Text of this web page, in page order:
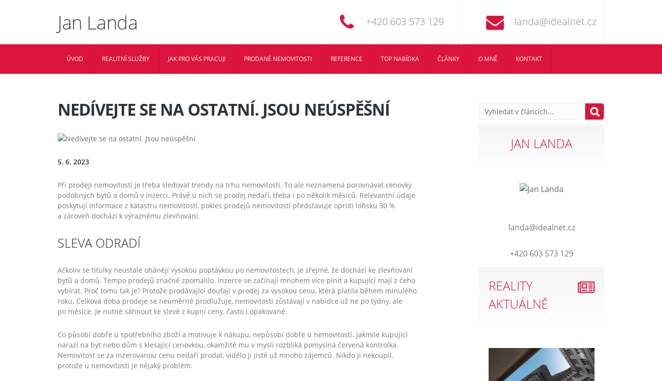
Jan Landa +420 603 573 129 landa@idealnet.cz
ÚVOD REALITNÍ SLUŽBY JAK PRO VÁS PRACUJI PRODANÉ NEMOVITOSTI REFERENCE TOP NABÍDKA ČLÁNKY O MNĚ KONTAKT
NEDÍVEJTE SE NA OSTATNÍ. JSOU NEÚSPĚŠNÍ
5. 6. 2023
Při prodeji nemovitostí je třeba sledovat trendy na trhu nemovitostí. To ale neznamená porovnávat cenovky
podobných bytů a domů v inzerci. Právě u nich se prodej nedaří, třeba i po několik měsíců. Relevantní údaje
poskytují informace z katastru nemovitostí, pokles prodejů nemovitostí představuje oproti loňsku 30 %
a zároveň dochází k výraznému zlevňování.
SLEVA ODRADÍ
Ačkoliv se titulky neustále ohánějí vysokou poptávkou po nemovitostech, je zřejmé, že dochází ke zlevňování
bytů a domů. Tempo prodejů značně zpomalilo. Inzerce se začínají mnohem více plnit a kupující mají z čeho
vybírat. Proč tomu tak je? Protože prodávající doufají v prodej za vysokou cenu, která platila během minulého
roku. Celková doba prodeje se neúměrně prodlužuje, nemovitosti zůstávají v nabídce už ne po týdny, ale
po měsíce. Je nutné sáhnout ke slevě z kupní ceny, často i opakovaně.
Co působí dobře u spotřebního zboží a motivuje k nákupu, nepůsobí dobře u nemovitostí. Jakmile kupující
narazí na byt nebo dům s klesající cenovkou, okamžitě mu v mysli rozbliká pomyslná červená kontrolka.
Nemovitost se za inzerovanou cenu nedaří prodat, vidělo ji jistě už mnoho zájemců. Nikdo ji nekoupil,
protože u nemovitosti je nějaký problém.
JAN LANDA
landa@idealnet.cz
+420 603 573 129
REALITY
AKTUÁLNĚ